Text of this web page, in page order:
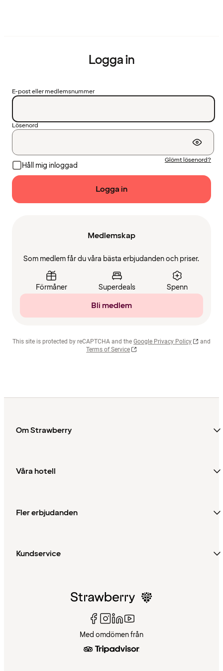
Logga in
E-post eller medlemsnummer
Lösenord
Håll mig inloggad
Glömt lösenord?
Logga in
Medlemskap
Som medlem får du våra bästa erbjudanden och priser.
Förmåner Superdeals Spenn
Bli medlem
This site is protected by reCAPTCHA and the Google Privacy Policy
and
Terms of Service
Om Strawberry
Våra hotell
Fler erbjudanden
Kundservice
Med omdömen från